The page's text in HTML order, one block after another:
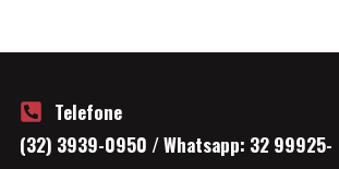
Telefone
(32) 3939-0950 / Whatsapp: 32 99925-